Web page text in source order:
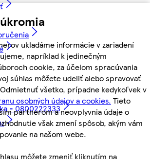
ukladáme informácie v zariadení
napríklad k jedinečným
cookie, za účelom spracúvania
súhlas môžete udeliť alebo spravovať
všetko, prípadne kedykoľvek v
osobných údajov a cookies. Tieto
partnerom a neovplyvnia údaje o
však zmení spôsob, akým vám
na našom webe.
môžete zmeniť kliknutím na
- 0800222333